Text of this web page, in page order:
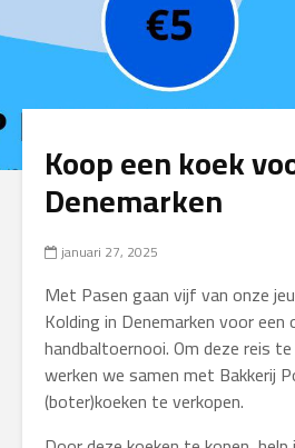
Koop een koek
Denemarken
januari 27, 2025
Met Pasen gaan vijf van onze
Kolding in Denemarken voor
handbaltoernooi. Om deze reis
werken we samen met Bakkerij
(boter)koeken te verkopen.